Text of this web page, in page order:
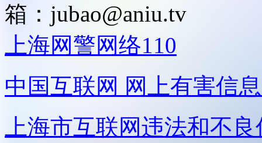
箱： jubao@aniu.tv
上海网警网络110
中国互联网 网上有害信
上海市互联网违法和不